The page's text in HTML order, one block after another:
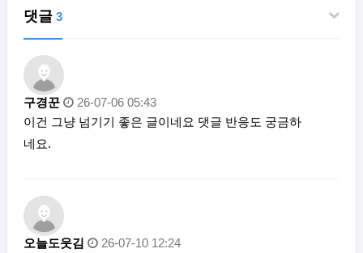
댓글 3
구경꾼
26-07-06 05:43
이건 그냥 넘기기 좋은 글이네요 댓글 반응도 궁금하
네요.
오늘도웃김
26-07-10 12:24